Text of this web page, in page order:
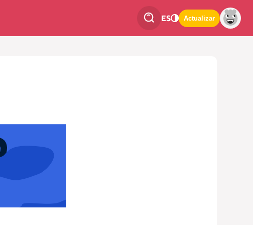
ES Actualizar